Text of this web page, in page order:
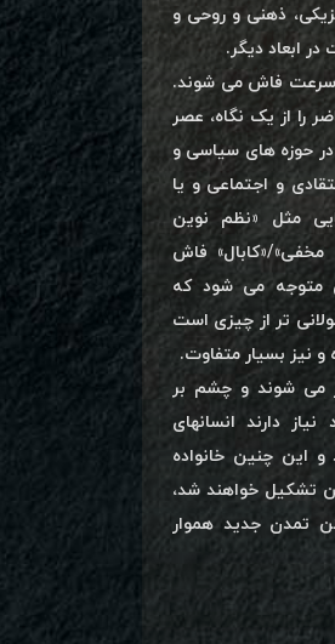
ذهنی و روحی و
ابعاد دیگر.
سرعت فاش می شوند.
را از یک نگاه، عصر
حوزه های سیاسی و
و اجتماعی و یا
مثل «نظم نوین
«کابال» فاش
متوجه می شود که
تر از چیزی است
نیز بسیار متفاوت.
می شوند و چشم بر
دارند انسانهای
و این چنین خانواده
تشکیل خواهند شد،
تمدن جدید هموار